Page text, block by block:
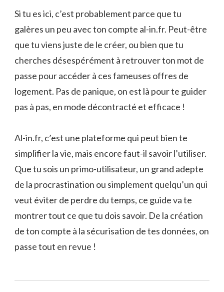
Si tu es ici, c’est probablement parce que tu
galères un peu avec ton compte al-in.fr. Peut-être
que tu viens juste de le créer, ou bien que tu
cherches désespérément à retrouver ton mot de
passe pour accéder à ces fameuses offres de
logement. Pas de panique, on est là pour te guider
pas à pas, en mode décontracté et efficace !
Al-in.fr, c’est une plateforme qui peut bien te
simplifier la vie, mais encore faut-il savoir l’utiliser.
Que tu sois un primo-utilisateur, un grand adepte
de la procrastination ou simplement quelqu’un qui
veut éviter de perdre du temps, ce guide va te
montrer tout ce que tu dois savoir. De la création
de ton compte à la sécurisation de tes données, on
passe tout en revue !